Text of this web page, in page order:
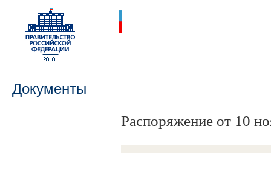
Документы
Распоряжение от 10